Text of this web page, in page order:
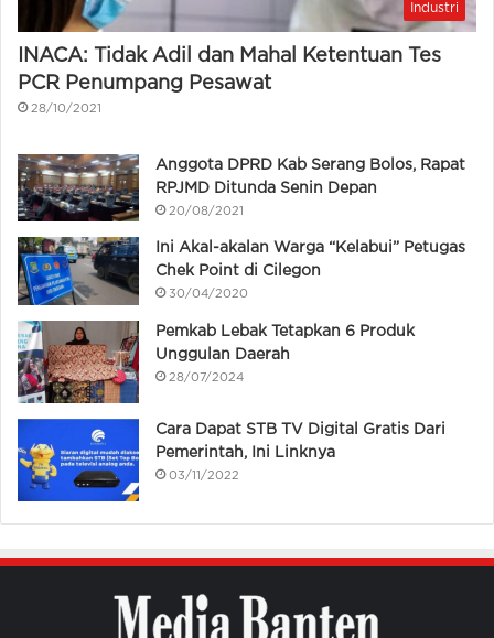
Industri
INACA: Tidak Adil dan Mahal Ketentuan Tes
PCR Penumpang Pesawat
28/10/2021
Anggota DPRD Kab Serang Bolos, Rapat
RPJMD Ditunda Senin Depan
20/08/2021
Ini Akal-akalan Warga “Kelabui” Petugas
Chek Point di Cilegon
30/04/2020
Pemkab Lebak Tetapkan 6 Produk
Unggulan Daerah
28/07/2024
Cara Dapat STB TV Digital Gratis Dari
Pemerintah, Ini Linknya
03/11/2022